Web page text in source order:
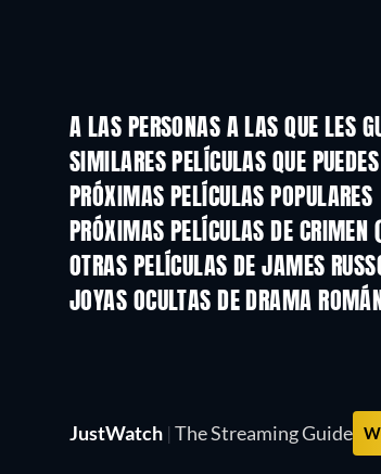
A LAS PERSONAS A LAS QUE LES
SIMILARES PELÍCULAS QUE
PRÓXIMAS PELÍCULAS POPULARES
PRÓXIMAS PELÍCULAS DE CRIMEN
OTRAS PELÍCULAS DE JAMES
JOYAS OCULTAS DE DRAMA
JustWatch | The Streaming Guide